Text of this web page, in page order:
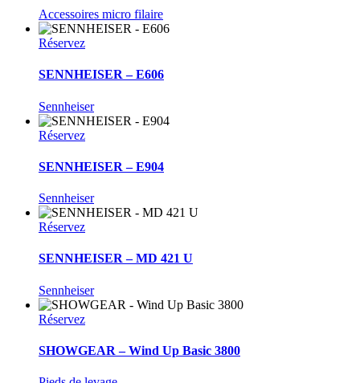
Accessoires micro filaire
Réservez
SENNHEISER – E606
Sennheiser
Réservez
SENNHEISER – E904
Sennheiser
Réservez
SENNHEISER – MD 421 U
Sennheiser
Réservez
SHOWGEAR – Wind Up Basic 3800